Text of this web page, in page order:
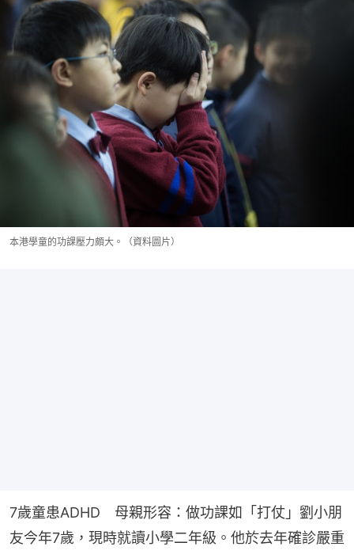
本港學童的功課壓力頗大。（資料圖片）
7歲童患ADHD　母親形容：做功課如「打仗」劉小朋
友今年7歲，現時就讀小學二年級。他於去年確診嚴重